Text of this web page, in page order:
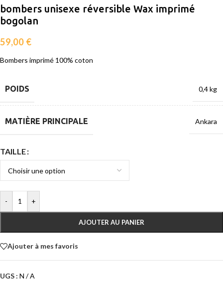
bombers unisexe réversible Wax imprimé
bogolan
59,00 €
Bombers imprimé 100% coton
POIDS 0,4 kg
MATIÈRE PRINCIPALE Ankara
TAILLE
- +
AJOUTER AU PANIER
Ajouter à mes favoris
UGS : N / A